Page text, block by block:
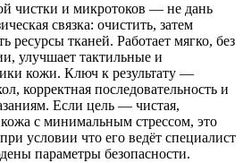
чистки и микротоков — не дань
связка: очистить, затем
ресурсы тканей. Работает мягко, без
улучшает тактильные и
кожи. Ключ к результату —
корректная последовательность и
Если цель — чистая,
с минимальным стрессом, это
условии что его ведёт специалист
параметры безопасности.